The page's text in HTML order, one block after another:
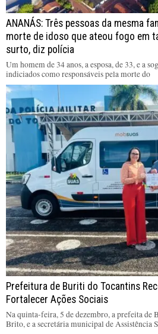
ANANÁS: Três pessoas da mesma
morte de idoso que ateou fogo em
surto, diz polícia
Um homem de 34 anos, a esposa, de 33, e a
indiciados como responsáveis pela morte do
Prefeitura de Buriti do Tocantins
Fortalecer Ações Sociais
Na quinta-feira, 5 de dezembro, a prefeita de
Brito, e a secretária municipal de Assistência